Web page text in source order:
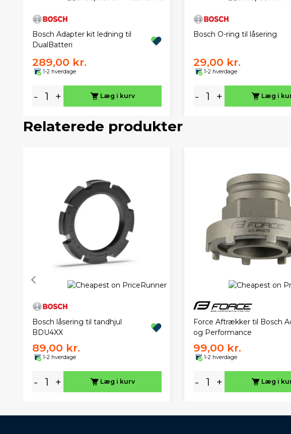
Bosch Adapter kit ledning til
DualBatteri
289,00 kr.
1-2 hverdage
- + Læg i kurv
Bosch O-ring til låsering
29,00 kr.
1-2 hverdage
- + Læg i
Relaterede produkter
Bosch låsering til tandhjul
BDU4XX
89,00 kr.
1-2 hverdage
- + Læg i kurv
Force Aftrækker til Bosch
og Performance
99,00 kr.
1-2 hverdage
- + Læg i